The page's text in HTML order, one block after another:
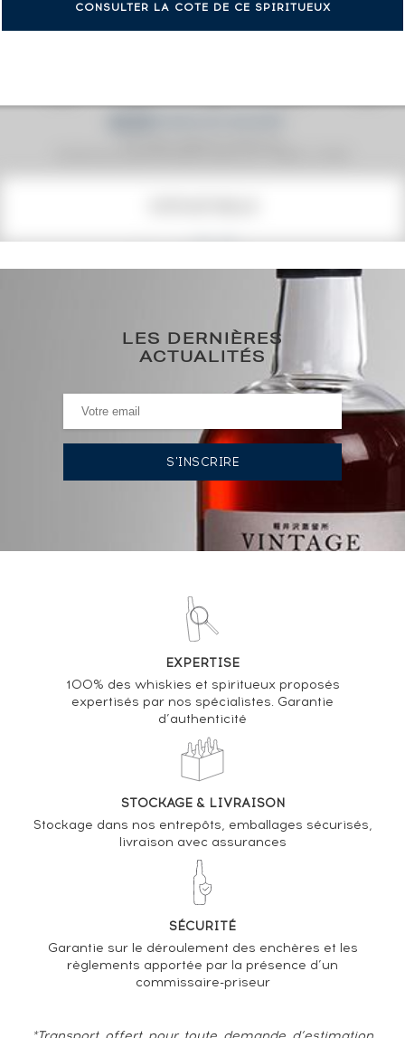
CONSULTER LA COTE DE CE SPIRITUEUX
1 468€
(plus haut annuel)
0€ (plus bas annuel)
HISTORIQUE DES ADJUDICATIONS
VOUS POSSÉDEZ UN SPIRITUEUX IDENTIQUE ?
Analyse & Performance du spiritueux
Macallan The 10 years Of. 100 Proof Corade Import
VARIATION DE LA COTE
LES DERNIÈRES
ACTUALITÉS
EXPERTISE
100% des whiskies et spiritueux proposés
expertisés par nos spécialistes. Garantie
d’authenticité
STOCKAGE & LIVRAISON
Stockage dans nos entrepôts, emballages sécurisés,
livraison avec assurances
SÉCURITÉ
Garantie sur le déroulement des enchères et les
règlements apportée par la présence d’un
commissaire-priseur